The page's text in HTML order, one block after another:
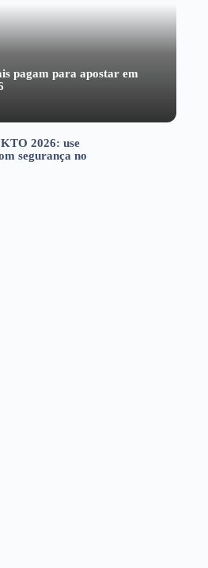
pagam para apostar em
2026: use
segurança no